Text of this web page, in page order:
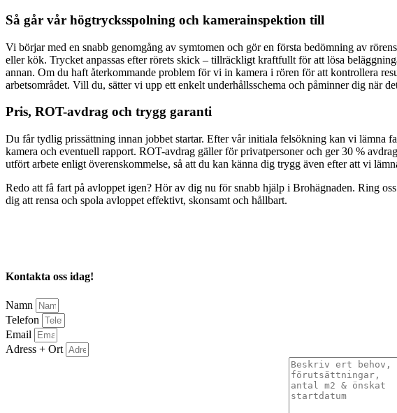
Så går vår högtrycksspolning och kamerainspektion till
Vi börjar med en snabb genomgång av symtomen och gör en första bedömning av
eller kök. Trycket anpassas efter rörets skick – tillräckligt kraftfullt för att lösa
annan. Om du haft återkommande problem för vi in kamera i rören för att kontrollera
arbetsområdet. Vill du, sätter vi upp ett enkelt underhållsschema och påminner dig när
Pris, ROT-avdrag och trygg garanti
Du får tydlig prissättning innan jobbet startar. Efter vår initiala felsökning kan vi lämna
kamera och eventuell rapport. ROT-avdrag gäller för privatpersoner och ger 30 %
utfört arbete enligt överenskommelse, så att du kan känna dig trygg även efter att vi
Redo att få fart på avloppet igen? Hör av dig nu för snabb hjälp i Brohägnaden. Ring
dig att rensa och spola avloppet effektivt, skonsamt och hållbart.
Kontakta oss idag!
Namn
Telefon
Email
Adress + Ort